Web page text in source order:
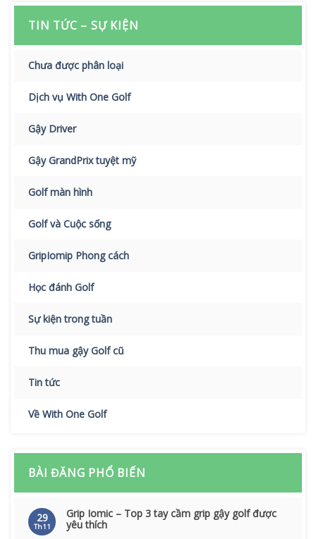
TIN TỨC – SỰ KIỆN
Chưa được phân loại
Dịch vụ With One Golf
Gậy Driver
Gậy GrandPrix tuyệt mỹ
Golf màn hình
Golf và Cuộc sống
GripIomip Phong cách
Học đánh Golf
Sự kiện trong tuần
Thu mua gậy Golf cũ
Tin tức
Về With One Golf
BÀI ĐĂNG PHỔ BIẾN
29
Th11
Grip Iomic – Top 3 tay cầm grip gậy golf được
yêu thích